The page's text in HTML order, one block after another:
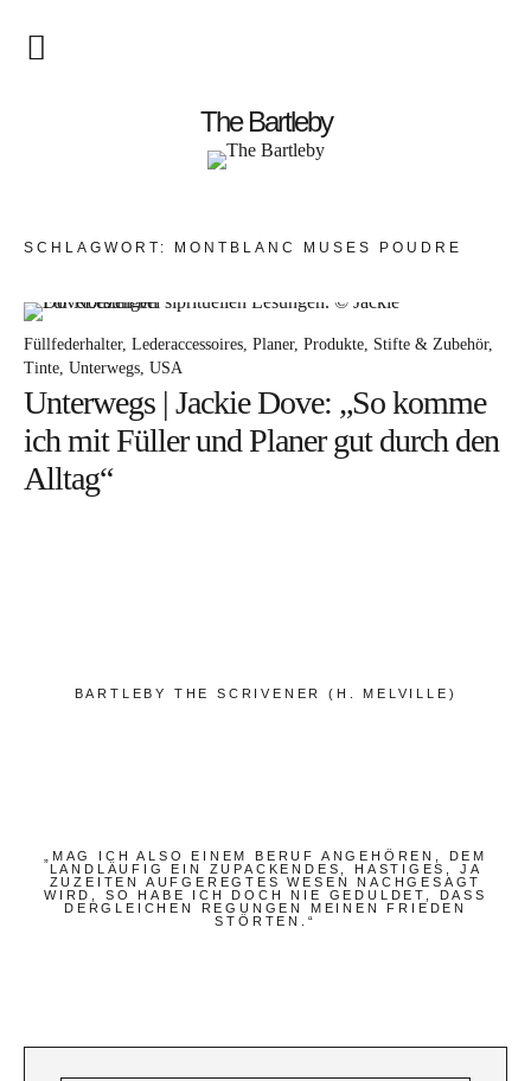
The Bartleby
Startseite
About
Menschen
Kunst
Atelierbesuch
Literatur
Papier & Stift
Zeitgeist
Deutsch
SCHLAGWORT: MONTBLANC MUSES POUDRÉ
Füllfederhalter Lederaccessoires Planer Produkte Stifte & Zubehör
Tinte Unterwegs USA
Unterwegs | Jackie Dove: „So komme
ich mit Füller und Planer gut durch den
Alltag“
BARTLEBY THE SCRIVENER (H. MELVILLE)
„MAG ICH ALSO EINEM BERUF ANGEHÖREN, DEM
LANDLÄUFIG EIN ZUPACKENDES, HASTIGES, JA
ZUZEITEN AUFGEREGTES WESEN NACHGESAGT
WIRD, SO HABE ICH DOCH NIE GEDULDET, DASS
DERGLEICHEN REGUNGEN MEINEN FRIEDEN
STÖRTEN.“